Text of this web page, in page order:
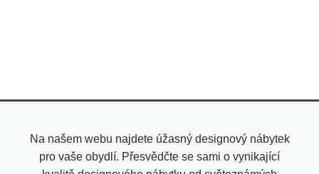
Na našem webu najdete úžasný designový nábytek
pro vaše obydlí. Přesvědčte se sami o vynikající